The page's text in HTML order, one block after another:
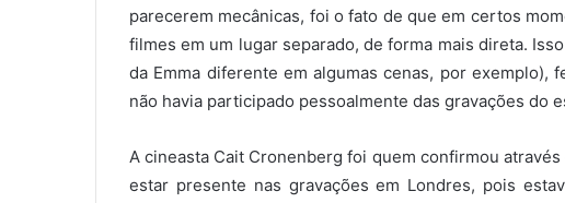
parecerem mecânicas, foi o fato de que em certos
filmes em um lugar separado, de forma mais direta.
da Emma diferente em algumas cenas, por exemplo),
não havia participado pessoalmente das gravações do
A cineasta Cait Cronenberg foi quem confirmou
estar presente nas gravações em Londres, pois